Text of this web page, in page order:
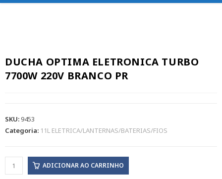
DUCHA OPTIMA ELETRONICA TURBO
7700W 220V BRANCO PR
SKU:9453
Categoria: 11L ELETRICA/LANTERNAS/BATERIAS/FIOS
ADICIONAR AO CARRINHO